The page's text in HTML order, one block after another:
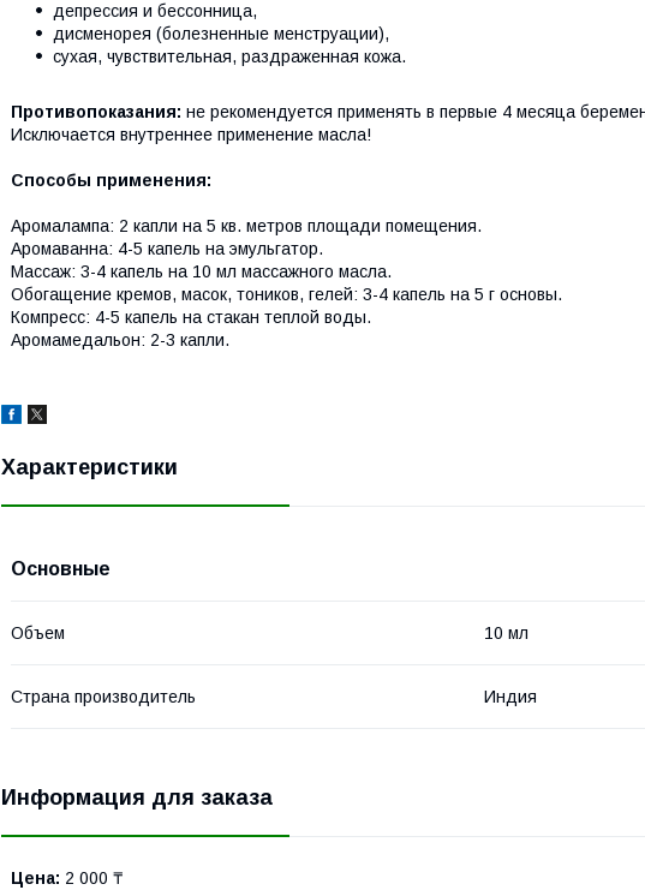
депрессия и бессонница,
дисменорея (болезненные менструации),
сухая, чувствительная, раздраженная кожа.
Противопоказания: не рекомендуется применять в первые 4 месяца
Исключается внутреннее применение масла!
Способы применения:
Аромалампа: 2 капли на 5 кв. метров площади помещения.
Аромаванна: 4-5 капель на эмульгатор.
Массаж: 3-4 капель на 10 мл массажного масла.
Обогащение кремов, масок, тоников, гелей: 3-4 капель на 5 г основы.
Компресс: 4-5 капель на стакан теплой воды.
Аромамедальон: 2-3 капли.
Характеристики
Основные
Объем 10 мл
Страна производитель Индия
Информация для заказа
Цена: 2 000 ₸